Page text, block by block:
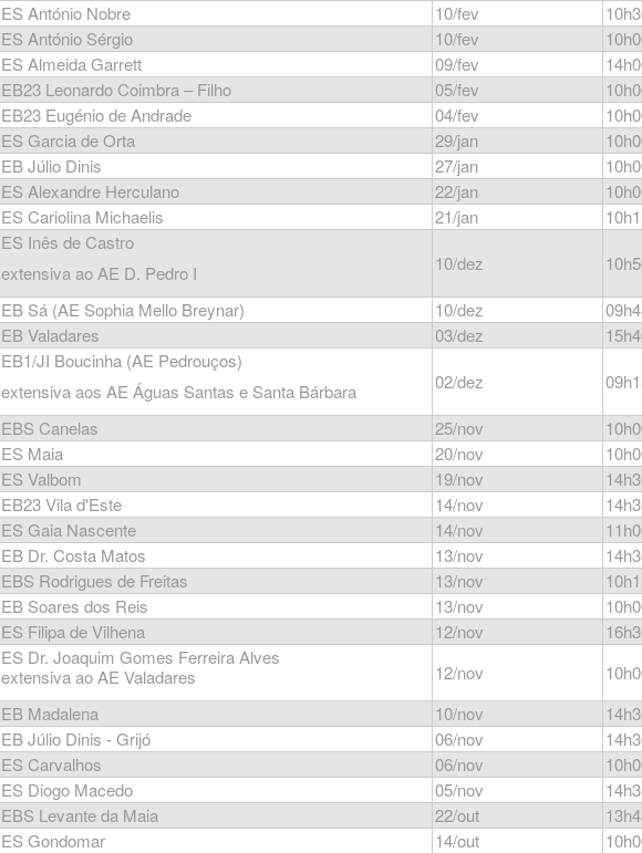
ES António Nobre 10/fev
ES António Sérgio 10/fev
ES Almeida Garrett 09/fev
EB23 Leonardo Coimbra – Filho 05/fev
EB23 Eugénio de Andrade 04/fev
ES Garcia de Orta 29/jan
EB Júlio Dinis 27/jan
ES Alexandre Herculano 22/jan
ES Cariolina Michaelis 21/jan
ES Inês de Castro
extensiva ao AE D. Pedro I
10/dez
EB Sá (AE Sophia Mello Breynar) 10/dez
EB Valadares 03/dez
EB1/JI Boucinha (AE Pedrouços)
extensiva aos AE Águas Santas e Santa Bárbara
02/dez
EBS Canelas 25/nov
ES Maia 20/nov
ES Valbom 19/nov
EB23 Vila d'Este 14/nov
ES Gaia Nascente 14/nov
EB Dr. Costa Matos 13/nov
EBS Rodrigues de Freitas 13/nov
EB Soares dos Reis 13/nov
ES Filipa de Vilhena 12/nov
ES Dr. Joaquim Gomes Ferreira Alves
extensiva ao AE Valadares
12/nov
EB Madalena 10/nov
EB Júlio Dinis - Grijó 06/nov
ES Carvalhos 06/nov
ES Diogo Macedo 05/nov
EBS Levante da Maia 22/out
ES Gondomar 14/out